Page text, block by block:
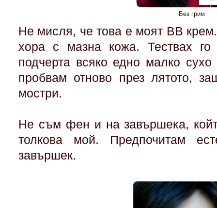
Без грим
Не мисля, че това е моят BB
хора с мазна кожа. Тествах го
подчерта всяко едно малко
пробвам отново през лятото,
мостри.
Не съм фен и на завършека,
толкова мой. Предпочитам
завършек.